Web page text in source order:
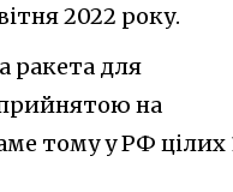
2022 року.
ракета для
на
тому у РФ цілих